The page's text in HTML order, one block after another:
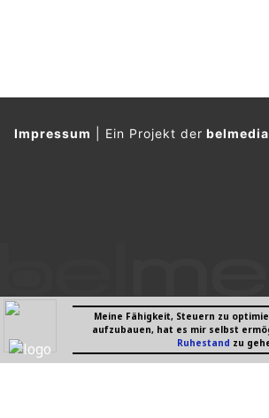
Impressum Ein Projekt derbelmedia